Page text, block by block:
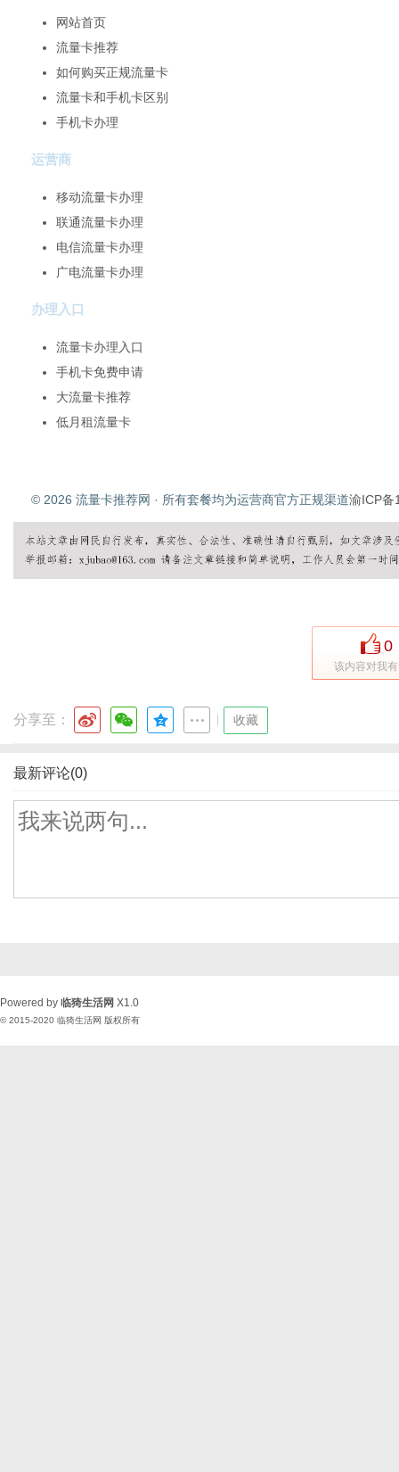
网站首页
流量卡推荐
如何购买正规流量卡
流量卡和手机卡区别
手机卡办理
运营商
移动流量卡办理
联通流量卡办理
电信流量卡办理
广电流量卡办理
办理入口
流量卡办理入口
手机卡免费申请
大流量卡推荐
低月租流量卡
© 2026 流量卡推荐网 · 所有套餐均为运营商官方正规渠道渝ICP备
0
该内容对我
分享至： 收藏
最新评论(0)
Powered by 临猗生活网 X1.0
© 2015-2020 临猗生活网 版权所有